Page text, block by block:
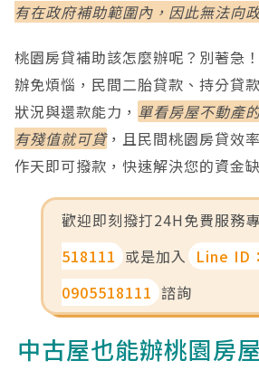
有在政府補助範圍內，因此無法向
桃園房貸補助該怎麼辦呢？別著急
辦免煩惱，民間二胎貸款、持分貸
狀況與還款能力， 單看房屋不動產
有殘值就可貸，且民間桃園房貸效
作天即可撥款，快速解決您的資金
歡迎即刻撥打24H免費服務專
518111 或是加入 Line ID：
0905518111 諮詢
中古屋也能辦桃園房